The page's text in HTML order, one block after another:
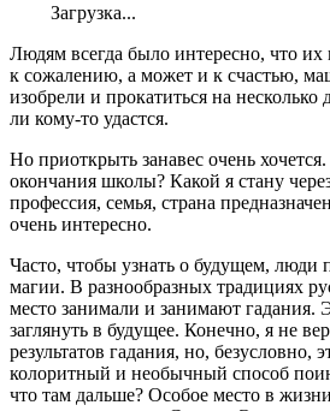
Загрузка...
Людям всегда было интересно, что
к сожалению, а может и к счастью,
изобрели и прокатиться на несколько
ли кому-то удастся.
Но приоткрыть занавес очень
окончания школы? Какой я стану
профессия, семья, страна
очень интересно.
Часто, чтобы узнать о будущем, люди
магии. В разнообразных традициях
место занимали и занимают гадания.
заглянуть в будущее. Конечно, я не
результатов гадания, но, безусловно,
колоритный и необычный способ
что там дальше? Особое место в